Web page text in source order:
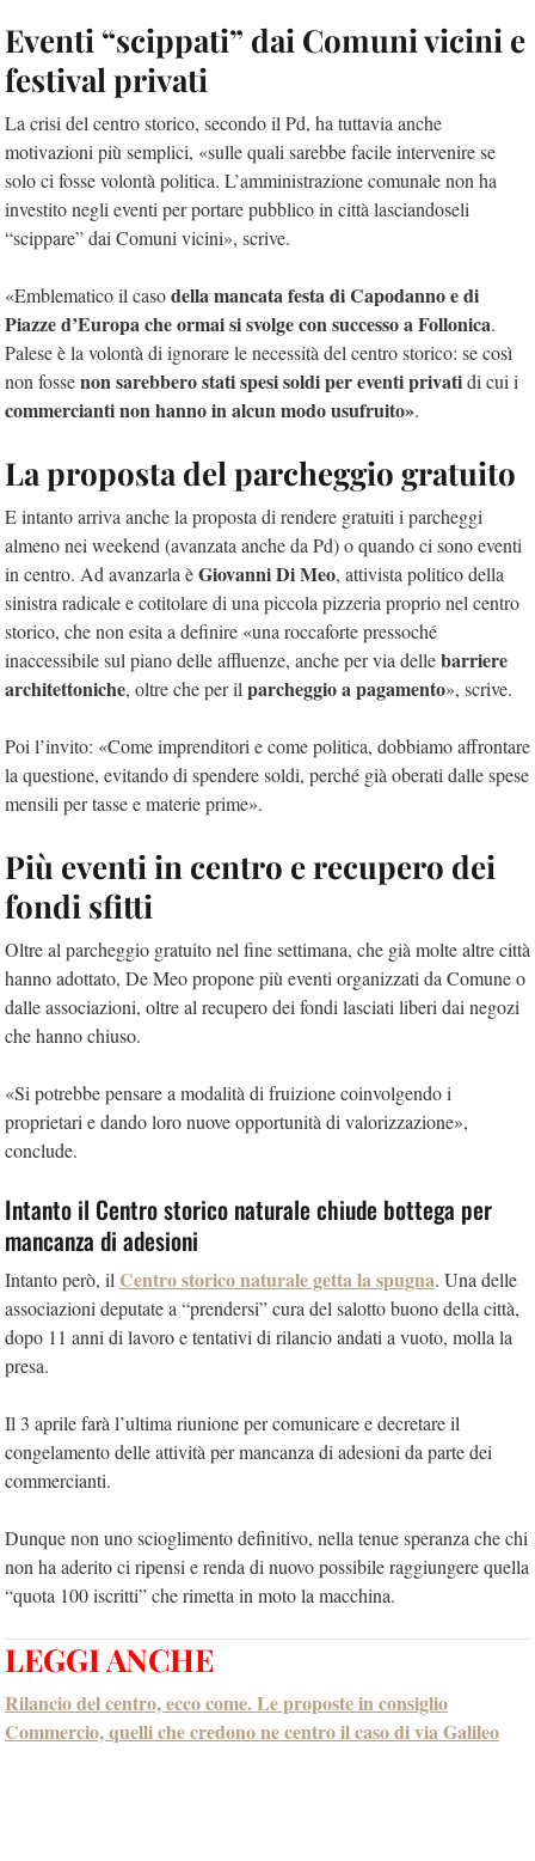
Eventi “scippati” dai Comuni vicini e
festival privati
La crisi del centro storico, secondo il Pd, ha tuttavia anche
motivazioni più semplici, «sulle quali sarebbe facile intervenire se
solo ci fosse volontà politica. L’amministrazione comunale non ha
investito negli eventi per portare pubblico in città lasciandoseli
“scippare” dai Comuni vicini», scrive.
«Emblematico il casodella mancata festa di Capodanno e di
Piazze d’Europa che ormai si svolge con successo a Follonica.
Palese è la volontà di ignorare le necessità del centro storico: se così
non fossenon sarebbero stati spesi soldi per eventi privatidi cui i
commercianti non hanno in alcun modo usufruito».
La proposta del parcheggio gratuito
E intanto arriva anche la proposta di rendere gratuiti i parcheggi
almeno nei weekend (avanzata anche da Pd) o quando ci sono eventi
in centro. Ad avanzarla èGiovanni Di Meo, attivista politico della
sinistra radicale e cotitolare di una piccola pizzeria proprio nel centro
storico, che non esita a definire «una roccaforte pressoché
inaccessibile sul piano delle affluenze, anche per via dellebarriere
architettoniche, oltre che per il parcheggio a pagamento», scrive.
Poi l’invito: «Come imprenditori e come politica, dobbiamo affrontare
la questione, evitando di spendere soldi, perché già oberati dalle spese
mensili per tasse e materie prime».
Più eventi in centro e recupero dei
fondi sfitti
Oltre al parcheggio gratuito nel fine settimana, che già molte altre città
hanno adottato, De Meo propone più eventi organizzati da Comune o
dalle associazioni, oltre al recupero dei fondi lasciati liberi dai negozi
che hanno chiuso.
«Si potrebbe pensare a modalità di fruizione coinvolgendo i
proprietari e dando loro nuove opportunità di valorizzazione»,
conclude.
Intanto il Centro storico naturale chiude bottega per
mancanza di adesioni
Intanto però, il Centro storico naturale getta la spugna. Una delle
associazioni deputate a “prendersi” cura del salotto buono della città,
dopo 11 anni di lavoro e tentativi di rilancio andati a vuoto, molla la
presa.
Il 3 aprile farà l’ultima riunione per comunicare e decretare il
congelamento delle attività per mancanza di adesioni da parte dei
commercianti.
Dunque non uno scioglimento definitivo, nella tenue speranza che chi
non ha aderito ci ripensi e renda di nuovo possibile raggiungere quella
“quota 100 iscritti” che rimetta in moto la macchina.
LEGGI ANCHE
Rilancio del centro, ecco come. Le proposte in consiglio
Commercio, quelli che credono ne centro il caso di via Galileo